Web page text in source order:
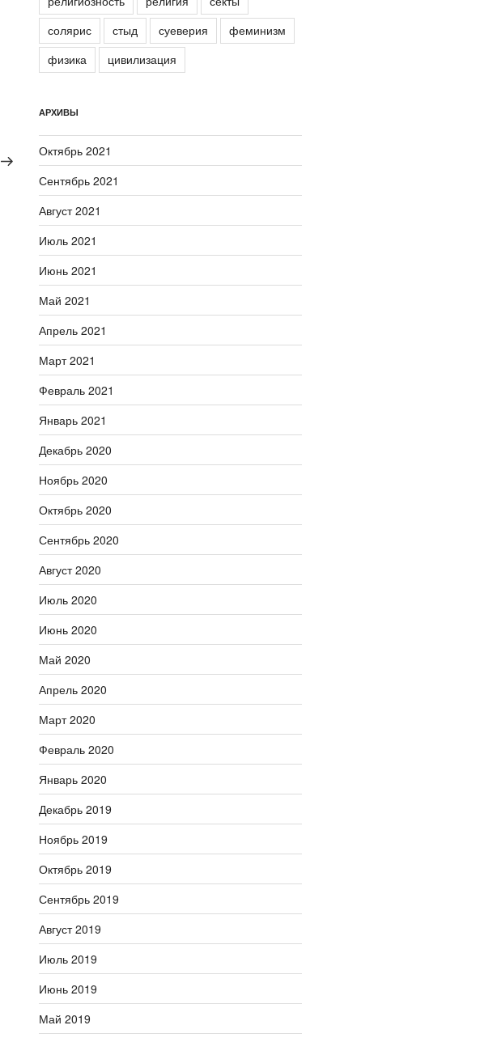
Следующая
запись
солярис
стыд суеверия
феминизм
физика
цивилизация
АРХИВЫ
Октябрь 2021
Сентябрь 2021
Август 2021
Июль 2021
Июнь 2021
Май 2021
Апрель 2021
Март 2021
Февраль 2021
Январь 2021
Декабрь 2020
Ноябрь 2020
Октябрь 2020
Сентябрь 2020
Август 2020
Июль 2020
Июнь 2020
Май 2020
Апрель 2020
Март 2020
Февраль 2020
Январь 2020
Декабрь 2019
Ноябрь 2019
Октябрь 2019
Сентябрь 2019
Август 2019
Июль 2019
Июнь 2019
Май 2019